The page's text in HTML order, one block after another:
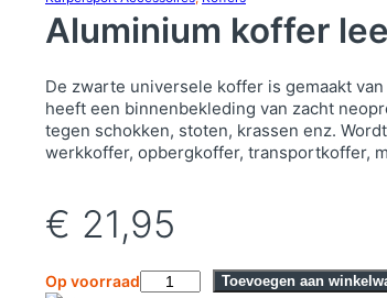
Aluminium koffer
De zwarte universele koffer is gemaakt
heeft een binnenbekleding van zacht
tegen schokken, stoten, krassen enz.
werkkoffer, opbergkoffer, transportkoffer,
€ 21,95
Op voorraad Toevoegen aan